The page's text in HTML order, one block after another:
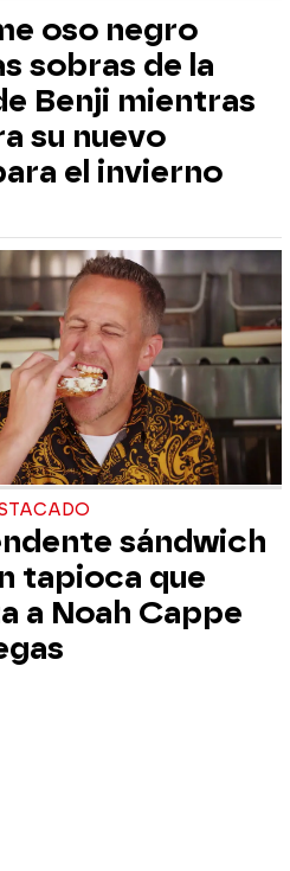
oso negro
sobras de la
Benji mientras
su nuevo
el invierno
sándwich
tapioca que
a Noah Cappe